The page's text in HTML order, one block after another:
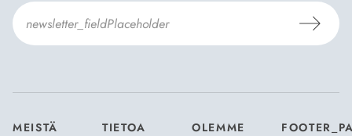
MEISTÄ
TIETOA
OLEMME